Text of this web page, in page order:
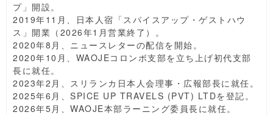
プ」開設。
2019年11月、日本人宿「スパイスアップ・ゲストハウ
ス」開業（2026年1月営業終了）。
2020年8月、ニュースレターの配信を開始。
2020年10月、WAOJEコロンボ支部を立ち上げ初代支部
長に就任。
2023年2月、スリランカ日本人会理事・広報部長に就任。
2025年6月、SPICE UP TRAVELS (PVT) LTDを登記。
2026年5月、WAOJE本部ラーニング委員長に就任。